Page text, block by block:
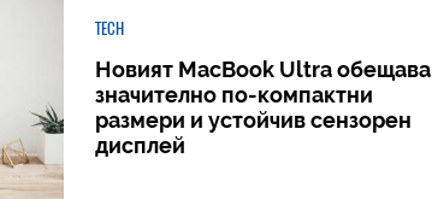
TECH
Новият MacBook Ultra обещава
значително по-компактни
размери и устойчив сензорен
дисплей